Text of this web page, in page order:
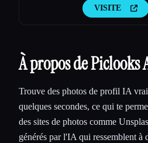
VISITE
À propos de Piclooks
Trouve des photos de profil IA
quelques secondes, ce qui te
des sites de photos comme
générés par l'IA qui ressemblent à